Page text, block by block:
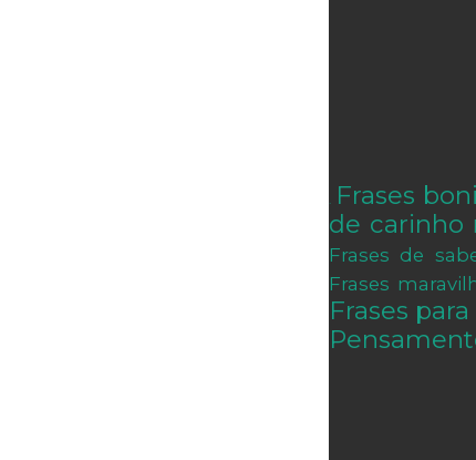
Frases
de carinho
Frases de
Frases
Frases